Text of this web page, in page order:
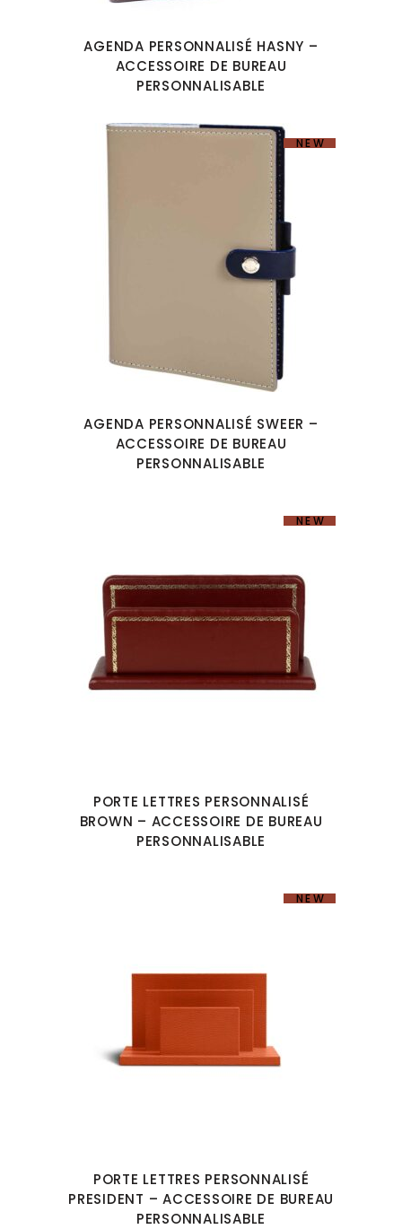
AGENDA PERSONNALISÉ HASNY –
ACCESSOIRE DE BUREAU
PERSONNALISABLE
NEW
AGENDA PERSONNALISÉ SWEER –
ACCESSOIRE DE BUREAU
PERSONNALISABLE
NEW
PORTE LETTRES PERSONNALISÉ
BROWN – ACCESSOIRE DE BUREAU
PERSONNALISABLE
NEW
PORTE LETTRES PERSONNALISÉ
PRESIDENT – ACCESSOIRE DE BUREAU
PERSONNALISABLE